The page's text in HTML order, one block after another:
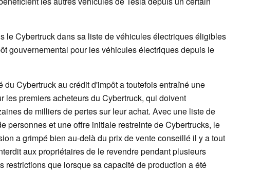
le Cybertruck dans sa liste de véhicules électriques éligibles
gouvernemental pour les véhicules électriques depuis le
Cybertruck au crédit d'impôt a toutefois entraîné une
les premiers acheteurs du Cybertruck, qui doivent
de milliers de pertes sur leur achat. Avec une liste de
personnes et une offre initiale restreinte de Cybertrucks, le
a grimpé bien au-delà du prix de vente conseillé il y a tout
aux propriétaires de le revendre pendant plusieurs
restrictions que lorsque sa capacité de production a été